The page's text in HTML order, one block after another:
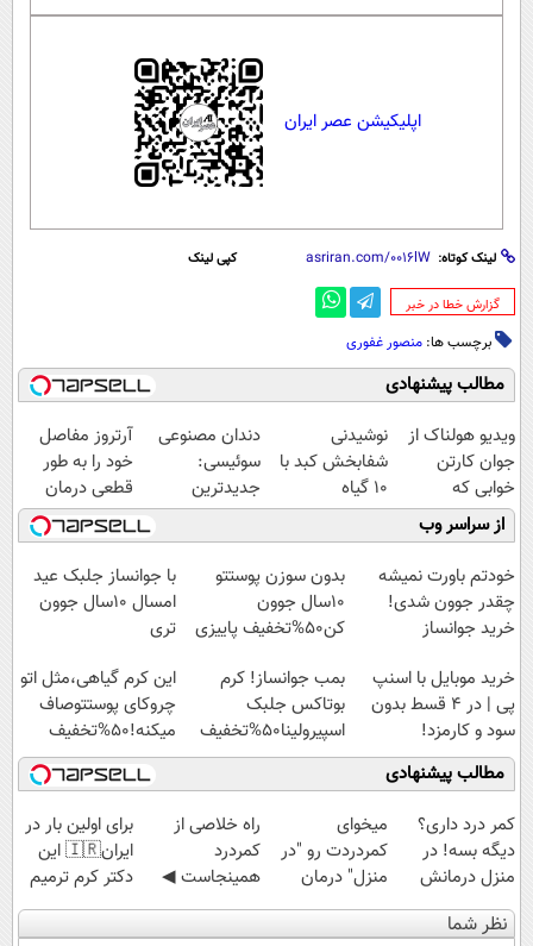
اپلیکیشن عصر ایران
لینک کوتاه: کپی لینک
‌گزارش خطا در خبر
برچسب ها: منصور غفوری
مطالب پیشنهادی
ویدیو هولناک از
جوان کارتن
خوابی که
میلیاردر شد.
آموزش رایگان
نوشیدنی
شفابخش کبد با
10 گیاه
موثر(تخفیف تا
امشب)
دندان مصنوعی
سوئیسی:
جدیدترین
فناوری اروپا،
سبک و مقاوم |
پرداخت قسطی
آرتروز مفاصل
خود را به طور
قطعی درمان
کنید!
◗پرسش‌نامه◖
از سراسر وب
خودتم باورت نمیشه
چقدر جوون شدی!
خرید جوانساز
ویژه
بدون سوزن پوستتو
10سال جوون
کن50%تخفیف پاییزی
با جوانساز جلبک عید
امسال ۱۰سال جوون
تری
خرید موبایل با اسنپ
پی | در ۴ قسط بدون
سود و کارمزد!
بمب جوانساز! کرم
بوتاکس جلبک
اسپیرولینا50%تخفیف
این کرم گیاهی،مثل اتو
چروکای پوستتوصاف
میکنه!50%تخفیف
مطالب پیشنهادی
کمر درد داری؟
دیگه بسه! در
منزل درمانش
کن
(◀پرسش‌نامه)
میخوای
کمردردت رو "در
منزل" درمان
کنی؟ (◂فیلم +
◂پرسش‌نامه)
‌راه خلاصی از
کمردرد
همینجاست ◀
فقط کافیه فرم
رو پر کنی!
برای اولین بار در
ایران🇮🇷 این
دکتر کرم ترمیم
کننده 23 روزه
ساخت!
نظر شما